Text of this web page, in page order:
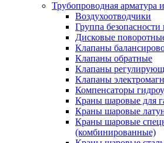
Трубопроводная арматура
Воздухоотводчики
Группа безопасности
Дисковые
Клапаны
Клапаны обратные
Клапаны
Клапаны
Компенсаторы
Краны шаровые для
Краны шаровые
Краны шаровые
(комбинированные)